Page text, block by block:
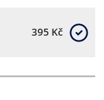
395 Kč